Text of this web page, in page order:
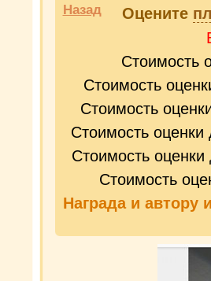
Назад Оцените
Стоимость
Стоимость
Стоимость
Стоимость
Стоимость
Стоимость
Награда и автору